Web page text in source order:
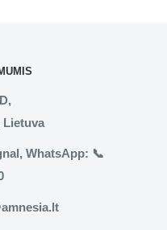
Lietuva
WhatsApp: 📞